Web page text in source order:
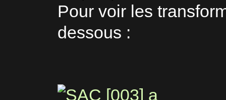
Pour voir les
dessous :